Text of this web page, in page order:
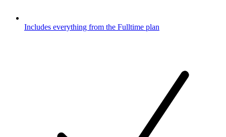
Includes everything from the Fulltime plan